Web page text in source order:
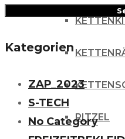
RITZEL
Kategorien
ZAP_2023
S-TECH
No Category